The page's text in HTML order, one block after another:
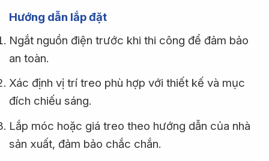
Hướng dẫn lắp đặt
Ngắt nguồn điện trước khi thi công để đảm bảo
an toàn.
Xác định vị trí treo phù hợp với thiết kế và mục
đích chiếu sáng.
Lắp móc hoặc giá treo theo hướng dẫn của nhà
sản xuất, đảm bảo chắc chắn.